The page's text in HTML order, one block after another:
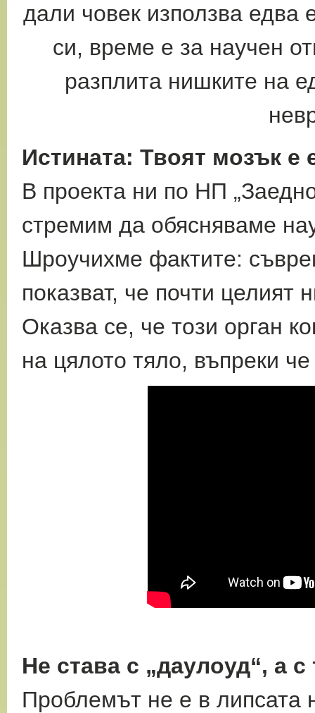
дали човек използва едва
си, време е за научен
разплита нишките на
Истината: Твоят мозък е
В проекта ни по НП
стремим да обясняваме
Шроучихме фактите:
показват, че почти
Оказва се, че този орган
на цялото тяло, въпреки
Не става с „даулоуд“, а
Проблемът не е в липсата